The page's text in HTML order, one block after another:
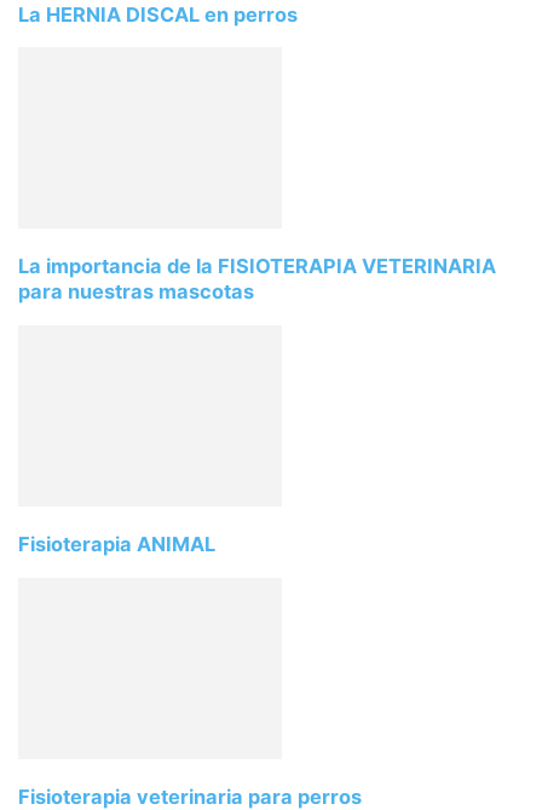
La HERNIA DISCAL en perros
La importancia de la FISIOTERAPIA VETERINARIA
para nuestras mascotas
Fisioterapia ANIMAL
Fisioterapia veterinaria para perros